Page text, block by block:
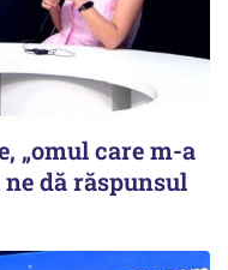
„omul care m-a
dă răspunsul